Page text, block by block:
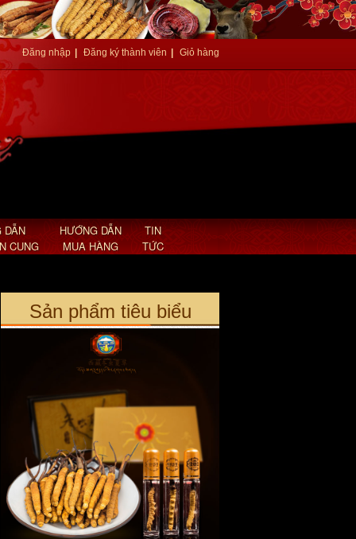
Đăng nhập Đăng ký thành viên Giỏ hàng
DẪN
CUNG
HƯỚNG DẪN
MUA HÀNG
TIN
TỨC
Sản phẩm tiêu biểu
An cung ngưu hoàng hoàn nội địa
Hàn Quốc hình tổ kén A030
Đông trùng hạ thảo nguyên con hộp
gỗ 5g (25-30 con) D001
Giá: 6,500,000 VND